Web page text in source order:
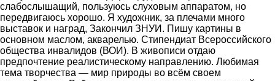
слабослышащий, пользуюсь слуховым аппаратом, но
передвигаюсь хорошо. Я художник, за плечами много
выставок и наград, Закончил ЗНУИ. Пишу картины в
основном маслом, акварелью. Стипендиат Всероссийского
общества инвалидов (ВОИ). В живописи отдаю
предпочтение реалистическому направлению. Любимая
тема творчества ― мир природы во всём своем